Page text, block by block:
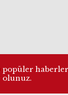
olunuz.